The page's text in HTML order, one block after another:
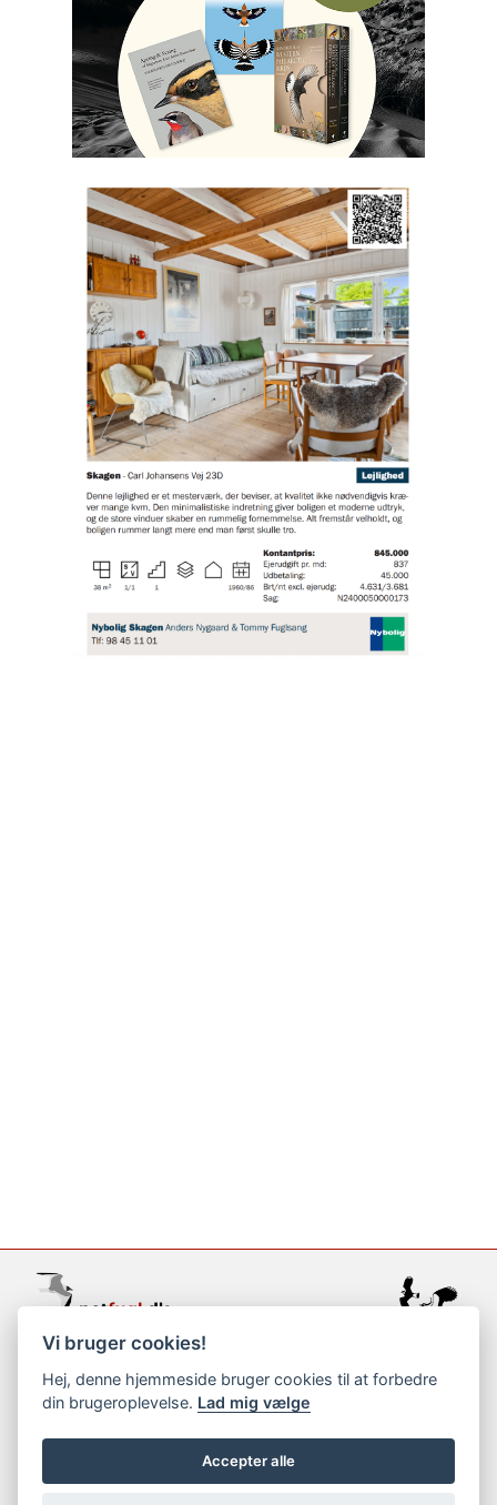
support@netfugl.dk
copyright © 2002-2023
Vi bruger cookies!
Hej, denne hjemmeside bruger cookies til at forbedre
din brugeroplevelse. Lad mig vælge
Accepter alle